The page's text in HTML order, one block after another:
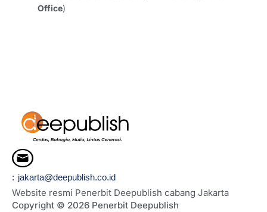
Office)
: jakarta@deepublish.co.id
Website resmi Penerbit Deepublish cabang Jakarta
Copyright © 2026 Penerbit Deepublish